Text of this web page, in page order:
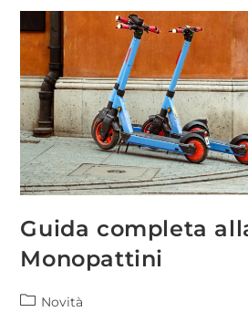
Guida completa
Monopattini
Novità